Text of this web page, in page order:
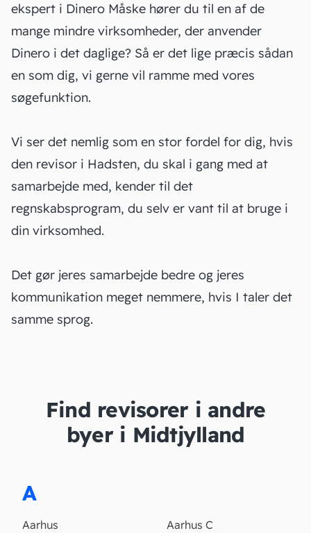
ekspert i Dinero Måske hører du til en af de
mange mindre virksomheder, der anvender
Dinero i det daglige? Så er det lige præcis sådan
en som dig, vi gerne vil ramme med vores
søgefunktion.
Vi ser det nemlig som en stor fordel for dig, hvis
den revisor i Hadsten, du skal i gang med at
samarbejde med, kender til det
regnskabsprogram, du selv er vant til at bruge i
din virksomhed.
Det gør jeres samarbejde bedre og jeres
kommunikation meget nemmere, hvis I taler det
samme sprog.
Find revisorer i andre
byer i Midtjylland
A
Aarhus
Aarhus C